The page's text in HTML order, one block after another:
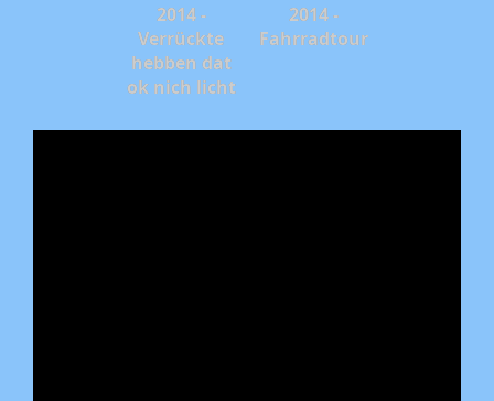
2014 -
Verrückte
hebben dat
ok nich licht
2014 -
Fahrradtour